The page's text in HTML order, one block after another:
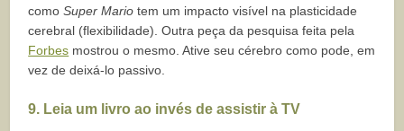
comoSuper Mario tem um impacto visível na plasticidade
cerebral (flexibilidade). Outra peça da pesquisa feita pela
Forbes mostrou o mesmo. Ative seu cérebro como pode, em
vez de deixá-lo passivo.
9. Leia um livro ao invés de assistir à TV